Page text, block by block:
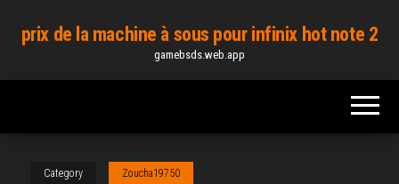
content
prix de la machine à sous pour infinix hot note 2
gamebsds.web.app
Category Zoucha19750